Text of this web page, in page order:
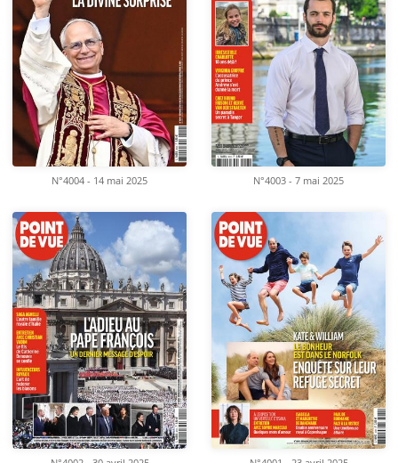
N°4004 - 14 mai 2025 N°4003 - 7 mai 2025